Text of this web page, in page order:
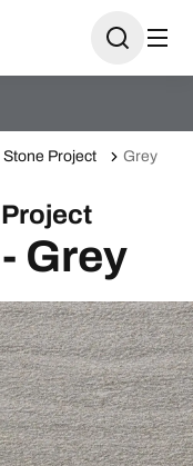
Stone Project Grey
Grey